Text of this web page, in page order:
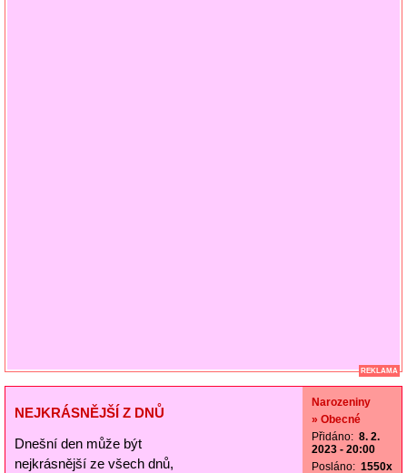
REKLAMA
NEJKRÁSNĚJŠÍ Z DNŮ
Dnešní den může být
nejkrásnější ze všech dnů,
Narozeniny
» Obecné
Přidáno: 8. 2.
2023 - 20:00
Posláno: 1550x